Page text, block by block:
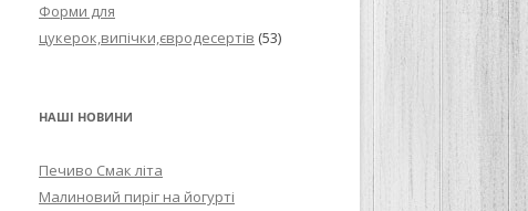
Форми для
цукерок,випічки,євродесертів (53)
НАШІ НОВИНИ
Печиво Смак літа
Малиновий пиріг на йогурті